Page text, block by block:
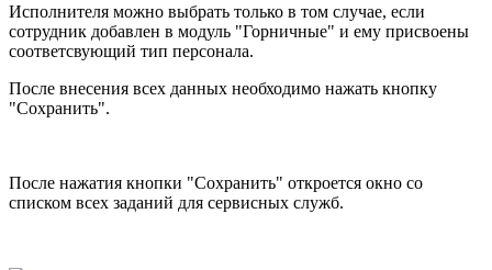
Исполнителя можно выбрать только в том случае, если
сотрудник добавлен в модуль "Горничные" и ему присвоены
соответсвующий тип персонала.
После внесения всех данных необходимо нажать кнопку
"Сохранить".
После нажатия кнопки "Сохранить" откроется окно со
списком всех заданий для сервисных служб.